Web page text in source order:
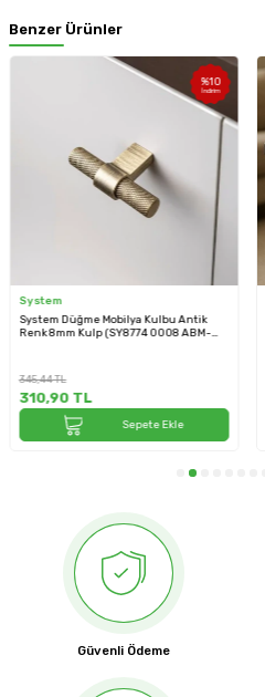
Benzer Ürünler
%10
İndirim
System
System Düğme Mobilya Kulbu Antik
Renk 8mm Kulp (SY8774 0008 ABM-
345,44TL
310,90TL
Sepete Ekle
Güvenli Ödeme